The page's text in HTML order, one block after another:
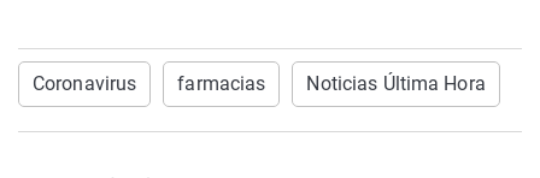
Coronavirus farmacias Noticias Última Hora